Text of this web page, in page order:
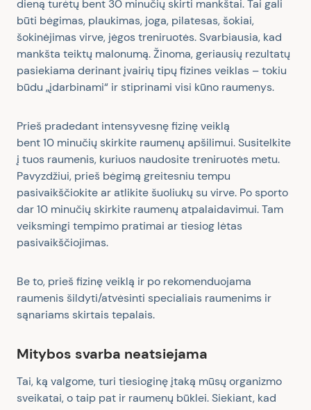
dieną turėtų bent 30 minučių skirti mankštai. Tai gali
būti bėgimas, plaukimas, joga, pilatesas, šokiai,
šokinėjimas virve, jėgos treniruotės. Svarbiausia, kad
mankšta teiktų malonumą. Žinoma, geriausių rezultatų
pasiekiama derinant įvairių tipų fizines veiklas – tokiu
būdu „įdarbinami“ ir stiprinami visi kūno raumenys.
Prieš pradedant intensyvesnę fizinę veiklą
bent10 minučių skirkite raumenų apšilimui. Susitelkite
į tuos raumenis, kuriuos naudosite treniruotės metu.
Pavyzdžiui, prieš bėgimą greitesniu tempu
pasivaikščiokite ar atlikite šuoliukų su virve. Po sporto
dar10 minučių skirkite raumenų atpalaidavimui. Tam
veiksmingi tempimo pratimai ar tiesiog lėtas
pasivaikščiojimas.
Be to, prieš fizinę veiklą ir po rekomenduojama
raumenis šildyti/atvėsinti specialiais raumenims ir
sąnariams skirtais tepalais.
Mitybos svarba neatsiejama
Tai, ką valgome, turi tiesioginę įtaką mūsų organizmo
sveikatai, o taip pat ir raumenų būklei. Siekiant, kad